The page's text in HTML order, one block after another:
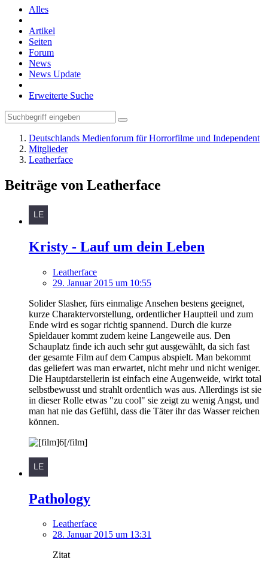
Alles
Artikel
Seiten
Forum
News
News Update
Erweiterte Suche
Deutschlands Medienforum für Horrorfilme und Independent
Mitglieder
Leatherface
Beiträge von Leatherface
Kristy - Lauf um dein Leben
Leatherface
29. Januar 2015 um 10:55
Solider Slasher, fürs einmalige Ansehen bestens geeignet,
kurze Charaktervorstellung, ordentlicher Hauptteil und zum
Ende wird es sogar richtig spannend. Durch die kurze
Spieldauer kommt zudem keine Langeweile aus. Den
Schauplatz finde ich auch sehr gut ausgewählt, da sich fast
der gesamte Film auf dem Campus abspielt. Man bekommt
das geliefert was man erwartet, nicht mehr und nicht weniger.
Die Hauptdarstellerin ist einfach eine Augenweide, wirkt total
selbstbewusst und strahlt ordentlich was aus. Allerdings ist sie
in dieser Rolle etwas "zu cool" sie zeigt zu wenig Angst, und
man hat nie das Gefühl, dass die Täter ihr das Wasser reichen
können.
Pathology
Leatherface
28. Januar 2015 um 13:31
Zitat